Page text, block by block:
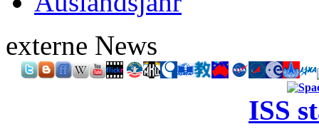
externe News
ISS